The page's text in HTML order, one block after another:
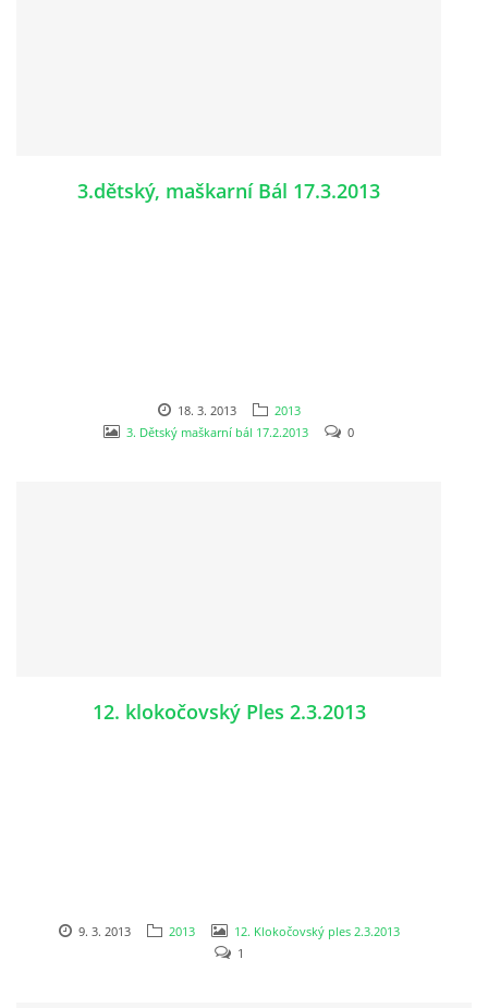
3.dětský, maškarní Bál 17.3.2013
18. 3. 2013
2013
3. Dětský maškarní bál 17.2.2013
0
12. klokočovský Ples 2.3.2013
9. 3. 2013 2013
12. Klokočovský ples 2.3.2013
1